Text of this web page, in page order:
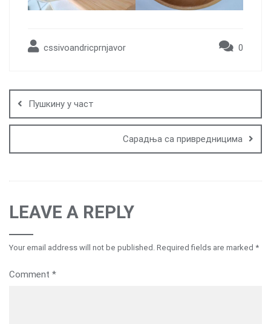
cssivoandricprnjavor 0
navigation
Пушкину у част
Сарадња са привредницима
LEAVE A REPLY
Your email address will not be published. Required fields are marked *
Comment *